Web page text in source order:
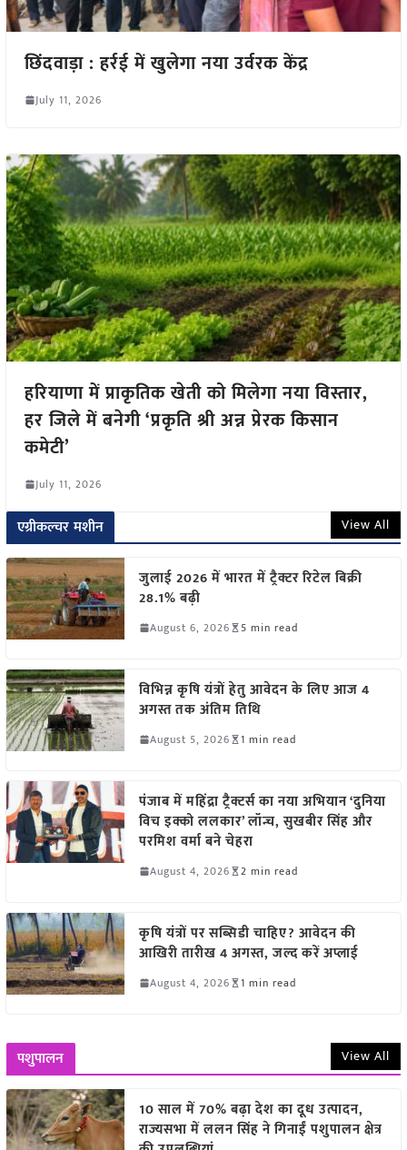
छिंदवाड़ा : हर्रई में खुलेगा नया उर्वरक केंद्र
July 11, 2026
हरियाणा में प्राकृतिक खेती को मिलेगा नया विस्तार,
हर जिले में बनेगी ‘प्रकृति श्री अन्न प्रेरक किसान
कमेटी’
July 11, 2026
एग्रीकल्चर मशीन View All
जुलाई 2026 में भारत में ट्रैक्टर रिटेल बिक्री
28.1% बढ़ी
August 6, 2026 5 min read
विभिन्न कृषि यंत्रों हेतु आवेदन के लिए आज 4
अगस्त तक अंतिम तिथि
August 5, 2026 1 min read
पंजाब में महिंद्रा ट्रैक्टर्स का नया अभियान ‘दुनिया
विच इक्को ललकार’ लॉन्च, सुखबीर सिंह और
परमिश वर्मा बने चेहरा
August 4, 2026 2 min read
कृषि यंत्रों पर सब्सिडी चाहिए? आवेदन की
आखिरी तारीख 4 अगस्त, जल्द करें अप्लाई
August 4, 2026 1 min read
पशुपालन View All
10 साल में 70% बढ़ा देश का दूध उत्पादन,
राज्यसभा में ललन सिंह ने गिनाईं पशुपालन क्षेत्र